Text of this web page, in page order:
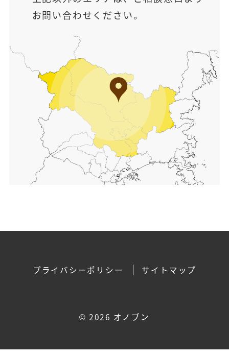
お問い合わせください。
プライバシーポリシー サイトマップ
© 2026 オノブン